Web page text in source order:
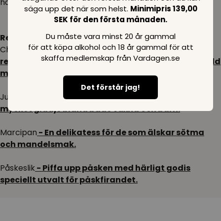
säga upp det när som helst. Minimipris 139,00
SEK för den första månaden.
Du måste vara minst 20 år gammal
för att köpa alkohol och 18 år gammal för att
skaffa medlemskap från Vardagen.se
Det förstår jag!
håller hög standard.
Relaterade kategorier:
Choklad- För den som älskar choklad
rekommenderar vi att utforska denna kategori fylld
med olika chokladvarianter.
Juleslik
- Perfekt under juletid för att sprida extra
mycket glädje bland både vuxna och barn.
Marcipan - En delikatess för de som älskar sötma
och mandelsmak.
Påskeslik - Piffa upp påsken med härligt godis
speciellt utvalt för påskfirandet.